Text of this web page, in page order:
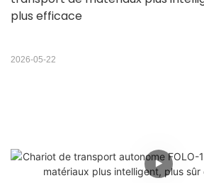
plus efficace
2026-05-22